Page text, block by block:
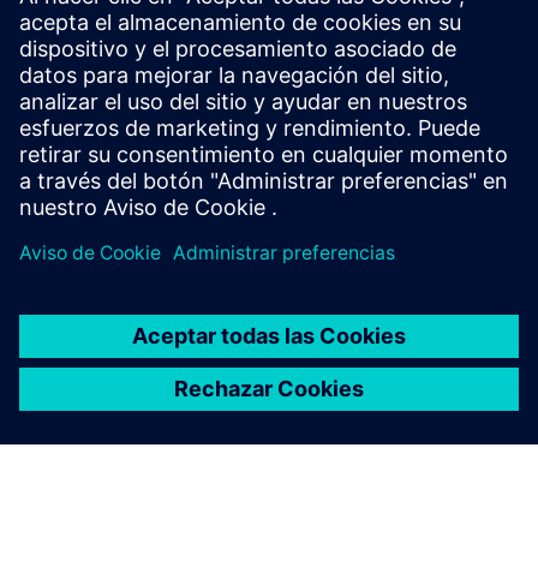
obtendrá acceso a una amplia gama de beneficios
exclusivos de ventas, training y mercadeo que le
ayudarán a aprovechar nuevas oportunidades
comerciales.